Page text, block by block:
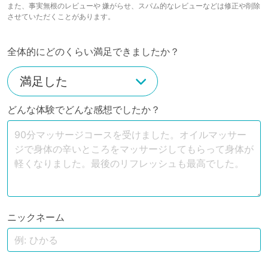
また、事実無根のレビューや 嫌がらせ、スパム的なレビューなどは修正や削除
させていただくことがあります。
全体的にどのくらい満足できましたか？
どんな体験でどんな感想でしたか？
ニックネーム